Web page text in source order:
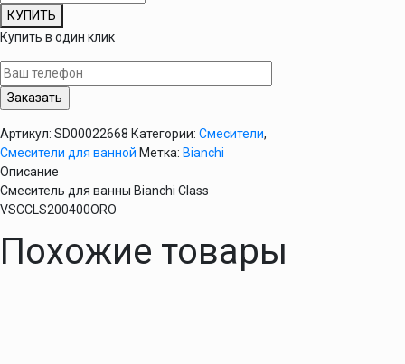
товара
Смеситель
для
ванны
Bianchi
Class
КУПИТЬ
Купить в один клик
Артикул: SD00022668 Категории: Смесители,
Смесители для ванной Метка: Bianchi
Описание
Смеситель для ванны Bianchi Class
VSCCLS200400ORO
Похожие товары